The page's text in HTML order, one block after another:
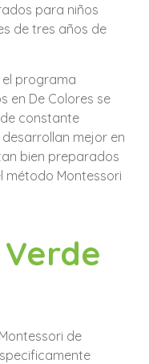
para niños
de tres años de
programa
en De Colores se
constante
mejor en
bien preparados
método Montessori
Verde
de